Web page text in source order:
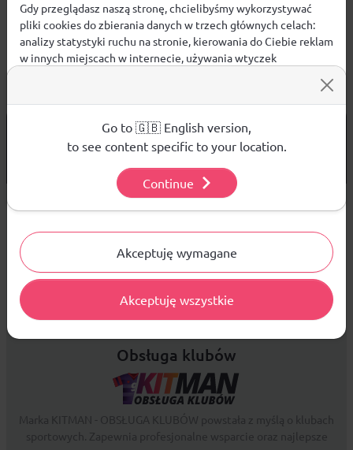
DARMOWA WYSYŁKAod 299 PLN
NA ZWROT TOWARU
Sprzedaż hurtowa
Platforma B2B zapewnia profesjonalną obsługę biznesową i
najlepsze ceny dla odbiorców hurtowych.
Obsługa klubów
Gdy przeglądasz naszą stronę, chcielibyśmy wykorzystywać
pliki cookies do zbierania danych w trzech głównych celach:
analizy statystyki ruchu na stronie, kierowania do Ciebie reklam
w innych miejscach w internecie, używania wtyczek
używanych plików cookies.
Aby dowiedzieć się więcej o plikach cookie i tym, jak
wykorzystujemy Twoje dane, odwiedź naszą Polityką
Akceptuję wymagane
Akceptuję wszystkie
Go to 🇬🇧 English version,
to see content specific to your location.
Continue